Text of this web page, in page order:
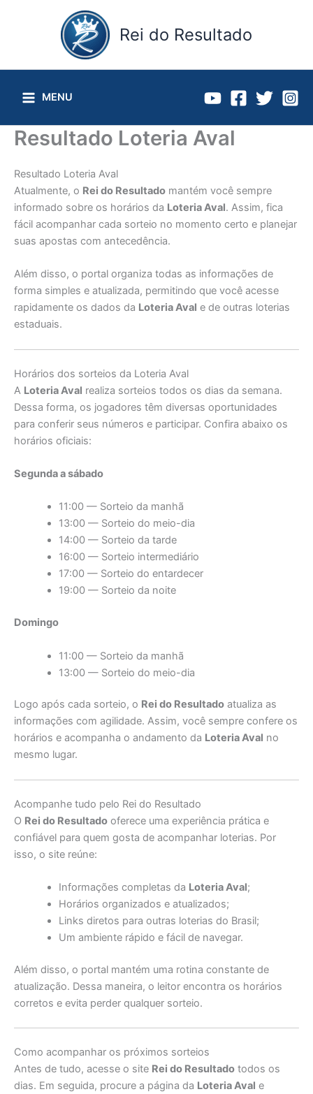
Rei do Resultado
MENU
Resultado Loteria Aval
Resultado Loteria Aval
Atualmente, o Rei do Resultado mantém você sempre
informado sobre os horários da Loteria Aval. Assim, fica
fácil acompanhar cada sorteio no momento certo e planejar
suas apostas com antecedência.
Além disso, o portal organiza todas as informações de
forma simples e atualizada, permitindo que você acesse
rapidamente os dados da Loteria Aval e de outras loterias
estaduais.
Horários dos sorteios da Loteria Aval
A Loteria Aval realiza sorteios todos os dias da semana.
Dessa forma, os jogadores têm diversas oportunidades
para conferir seus números e participar. Confira abaixo os
horários oficiais:
Segunda a sábado
11:00 — Sorteio da manhã
13:00 — Sorteio do meio-dia
14:00 — Sorteio da tarde
16:00 — Sorteio intermediário
17:00 — Sorteio do entardecer
19:00 — Sorteio da noite
Domingo
11:00 — Sorteio da manhã
13:00 — Sorteio do meio-dia
Logo após cada sorteio, o Rei do Resultado atualiza as
informações com agilidade. Assim, você sempre confere os
horários e acompanha o andamento da Loteria Aval no
mesmo lugar.
Acompanhe tudo pelo Rei do Resultado
O Rei do Resultado oferece uma experiência prática e
confiável para quem gosta de acompanhar loterias. Por
isso, o site reúne:
Informações completas da Loteria Aval;
Horários organizados e atualizados;
Links diretos para outras loterias do Brasil;
Um ambiente rápido e fácil de navegar.
Além disso, o portal mantém uma rotina constante de
atualização. Dessa maneira, o leitor encontra os horários
corretos e evita perder qualquer sorteio.
Como acompanhar os próximos sorteios
Antes de tudo, acesse o site Rei do Resultado todos os
dias. Em seguida, procure a página da Loteria Aval e